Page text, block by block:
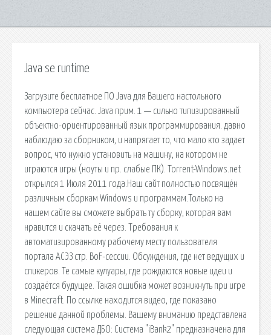
Java se runtime
Загрузите бесплатное ПО Java для Вашего настольного
компьютера сейчас. Java прим. 1 — сильно типизированный
объектно-ориентированный язык программирования. давно
наблюдаю за сборником, и напрягает то, что мало кто задает
вопрос, что нужно установить на машину, на котором не
играются игры (ноуты и пр. слабые ПК). Torrent-Windows.net
открылся 1 Июля 2011 года.Наш сайт полностью посвящён
различным сборкам Windows и программам.Только на
нашем сайте вы сможете выбрать ту сборку, которая вам
нравится и скачать её через. Требования к
автоматизированному рабочему месту пользователя
портала АСЭЗ стр. BoF-сессии. Обсуждения, где нет ведущих и
спикеров. Те самые кулуары, где рождаются новые идеи и
создаётся будущее. Такая ошибка может возникнуть при игре
в Minecraft. По ссылке находится видео, где показано
решение данной проблемы. Вашему вниманию представлена
следующая система ДБО: Система "iBank2" предназначена для